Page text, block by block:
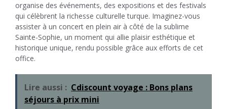
organise des événements, des expositions et des festivals
qui célèbrent la richesse culturelle turque. Imaginez-vous
assister à un concert en plein air à côté de la sublime
Sainte-Sophie, un moment qui allie plaisir esthétique et
historique unique, rendu possible grâce aux efforts de cet
office.
Lire aussi : Cdiscount voyage : Bons plans
séjours à prix mini